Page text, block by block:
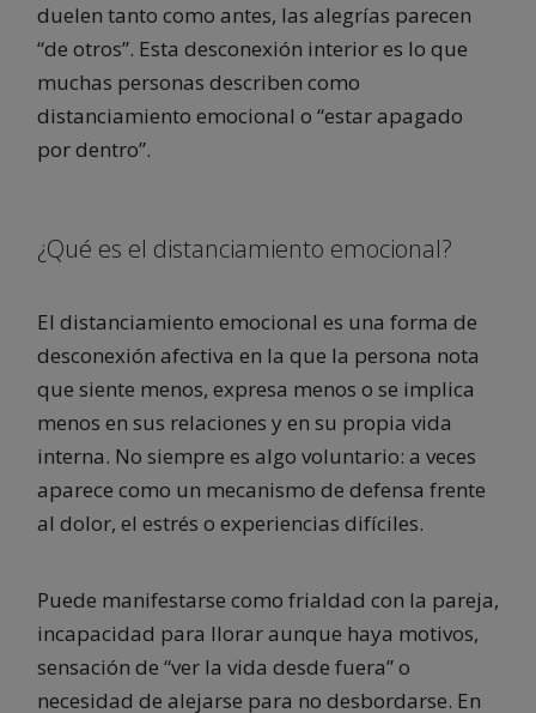
duelen tanto como antes, las alegrías parecen
“de otros”. Esta desconexión interior es lo que
muchas personas describen como
distanciamiento emocional o “estar apagado
por dentro”.
¿Qué es el distanciamiento emocional?
El distanciamiento emocional es una forma de
desconexión afectiva en la que la persona nota
que siente menos, expresa menos o se implica
menos en sus relaciones y en su propia vida
interna. No siempre es algo voluntario: a veces
aparece como un mecanismo de defensa frente
al dolor, el estrés o experiencias difíciles.
Puede manifestarse como frialdad con la pareja,
incapacidad para llorar aunque haya motivos,
sensación de “ver la vida desde fuera” o
necesidad de alejarse para no desbordarse. En